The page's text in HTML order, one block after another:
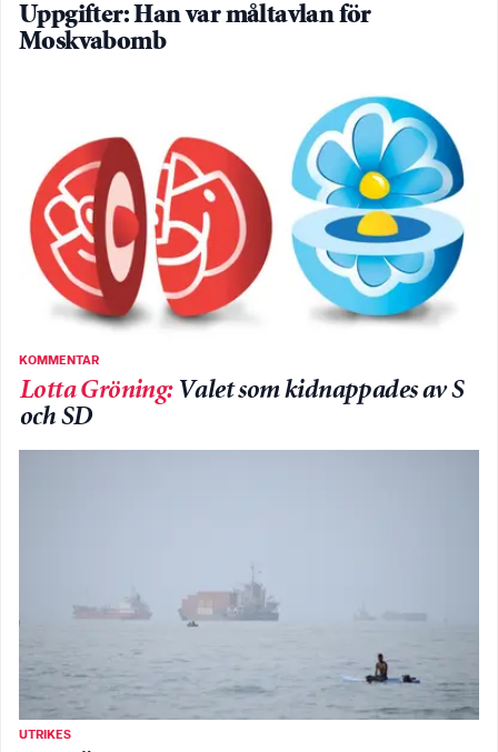
Uppgifter: Han var måltavlan för
Moskvabomb
KOMMENTAR
Lotta Gröning: Valet som kidnappades av S
och SD
UTRIKES